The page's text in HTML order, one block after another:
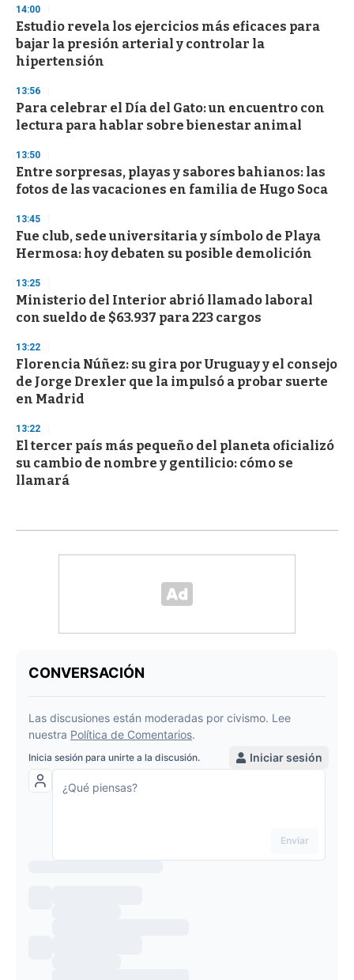
s
e
c
o
n
s
14:00
Estudio revela los ejercicios más eficaces para
bajar la presión arterial y controlar la
hipertensión
13:56
Para celebrar el Día del Gato: un encuentro con
lectura para hablar sobre bienestar animal
13:50
Entre sorpresas, playas y sabores bahianos: las
fotos de las vacaciones en familia de Hugo Soca
13:45
Fue club, sede universitaria y símbolo de Playa
Hermosa: hoy debaten su posible demolición
13:25
Ministerio del Interior abrió llamado laboral
con sueldo de $63.937 para 223 cargos
13:22
Florencia Núñez: su gira por Uruguay y el consejo
de Jorge Drexler que la impulsó a probar suerte
en Madrid
13:22
El tercer país más pequeño del planeta oficializó
su cambio de nombre y gentilicio: cómo se
llamará